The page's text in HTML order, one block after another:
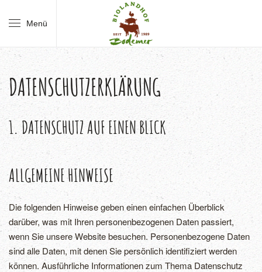
Skip to main content
Menü
DATENSCHUTZERKLÄRUNG
1. DATENSCHUTZ AUF EINEN BLICK
ALLGEMEINE HINWEISE
Die folgenden Hinweise geben einen einfachen Überblick
darüber, was mit Ihren personenbezogenen Daten passiert,
wenn Sie unsere Website besuchen. Personenbezogene Daten
sind alle Daten, mit denen Sie persönlich identifiziert werden
können. Ausführliche Informationen zum Thema Datenschutz